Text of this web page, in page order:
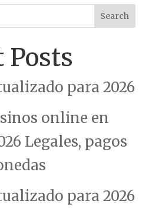
Search
Posts
para 2026
online en
Legales, pagos
para 2026